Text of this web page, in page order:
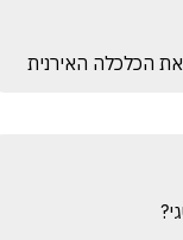
הכלכלה האירנית